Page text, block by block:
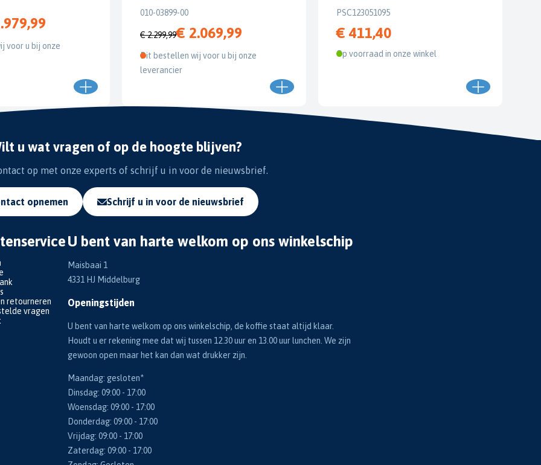
voor u bij onze
010-03899-00
€ 2.299,99€ 2.069,99
Dit bestellen wij voor u bij onze
leverancier
PSC123051095
€ 411,40
Op voorraad in onze winkel
u wat vragen of op de hoogte blijven?
op met onze experts of schrijf u in voor de nieuwsbrief.
opnemen Schrijf u in voor de nieuwsbrief
retourneren
vragen
U bent van harte welkom op ons winkelschip
Maisbaai 1
4331 HJ Middelburg
Openingstijden
U bent van harte welkom op ons winkelschip, de koffie staat altijd klaar.
Houdt u er rekening mee dat wij tussen 12.30 uur en 13.00 uur lunchen. We zijn
gewoon open maar het kan dan wat drukker zijn.
Maandag: gesloten*
Dinsdag: 09:00 - 17:00
Woensdag: 09:00 - 17:00
Donderdag: 09:00 - 17:00
Vrijdag: 09:00 - 17:00
Zaterdag: 09:00 - 17:00